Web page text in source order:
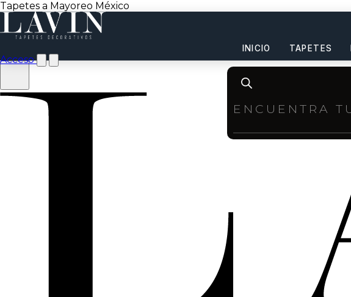
Tapetes a Mayoreo México
INICIO TAPETES
Acceso
Products
search